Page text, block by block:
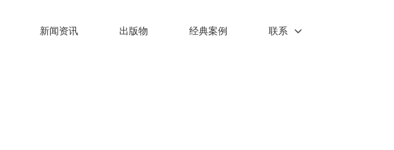
新闻资讯 出版物 经典案例 联系